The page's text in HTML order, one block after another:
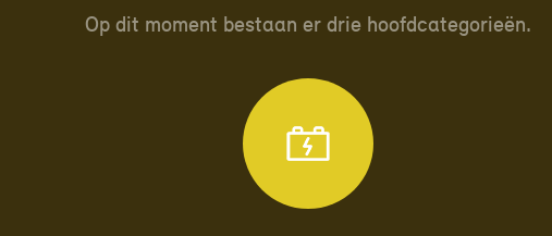
Op dit moment bestaan er drie hoofdcategorieën.